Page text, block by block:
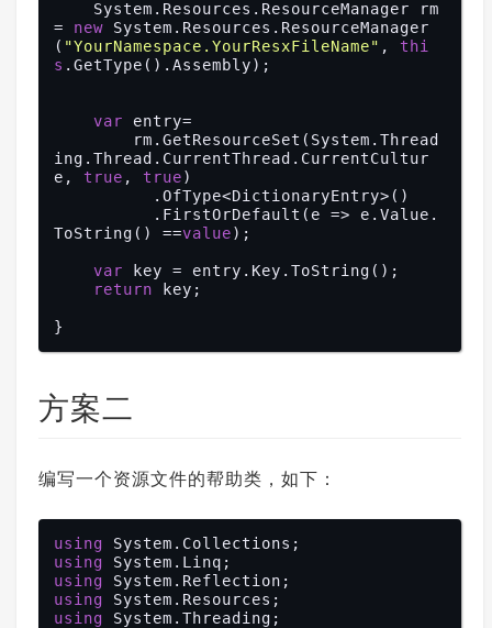
= new System.Resources.ResourceManager
( "YourNamespace.YourResxFileName" , thi
s .GetType().Assembly);
var entry=
ing.Thread.CurrentThread.CurrentCultur
e, true , true)
ToString() ==value);
var key = entry.Key.ToString();
return key;
方案二
编写一个资源文件的帮助类，如下：
using
using
using
using
using
System.Threading;